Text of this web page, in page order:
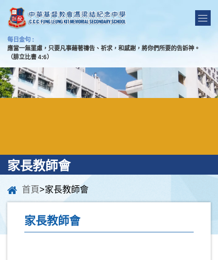
每日金句 :
應當一無罣慮，只要凡事藉著禱告、祈求，和感謝，將你們所要的告訴神。
（腓立比書 4:6）
家長教師會
首頁>家長教師會
家長教師會